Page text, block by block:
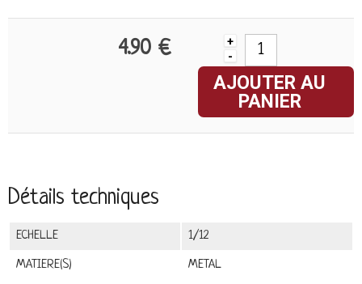
4.90 €
+
-
AJOUTER AU
PANIER
Détails techniques
ECHELLE 1/12
MATIERE(S) METAL